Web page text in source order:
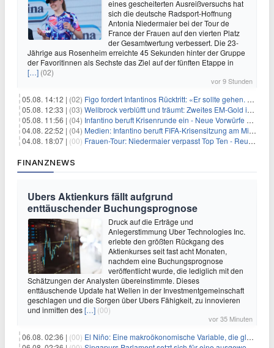
eines gescheiterten Ausreißversuchs hat
sich die deutsche Radsport-Hoffnung
Antonia Niedermaier bei der Tour de
France der Frauen auf den vierten Platz
der Gesamtwertung verbessert. Die 23-
Jährige aus Rosenheim erreichte 45 Sekunden hinter der Gruppe
der Favoritinnen als Sechste das Ziel auf der fünften Etappe in
[…] (02)
vor 9 Stunden
05.08. 14:12 | (02) Figo fordert Infantinos Rücktritt: «Er sollte gehen. Jetzt»
05.08. 12:33 | (03) Wellbrock verblüfft und träumt: Zweites EM-Gold in Paris
05.08. 11:56 | (04) Infantino beruft Krisenrunde ein - Neue Vorwürfe gegen FIFA
04.08. 22:52 | (04) Medien: Infantino beruft FIFA-Krisensitzung am Mittwoch ein
04.08. 18:07 | (00) Frauen-Tour: Niedermaier verpasst Top Ten - Reusser siegt
FINANZNEWS
Ubers Aktienkurs fällt aufgrund
enttäuschender Buchungsprognose
Druck auf die Erträge und
Anlegerstimmung Uber Technologies Inc.
erlebte den größten Rückgang des
Aktienkurses seit fast acht Monaten,
nachdem eine Buchungsprognose
veröffentlicht wurde, die lediglich mit den
Schätzungen der Analysten übereinstimmte. Dieses
enttäuschende Update hat Wellen in der Investmentgemeinschaft
geschlagen und die Sorgen über Ubers Fähigkeit, zu innovieren
und inmitten des[…] (00)
vor 35 Minuten
06.08. 02:36 | (00) El Niño: Eine makroökonomische Variable, die globale Wirtschaftslandschaften umgestaltet